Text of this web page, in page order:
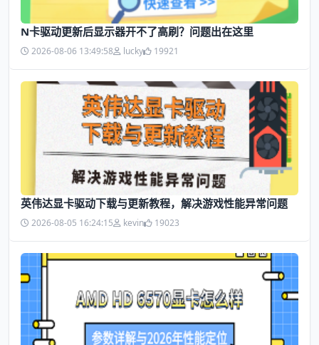
N卡驱动更新后显示器开不了高刷？问题出在这里
2026-08-06 13:49:58 lucky 19921
英伟达显卡驱动下载与更新教程，解决游戏性能异常问题
2026-08-05 16:24:15 kevin 19023